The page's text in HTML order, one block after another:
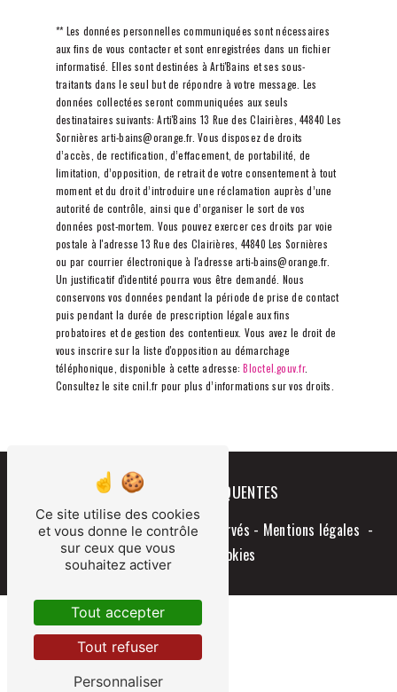
** Les données personnelles communiquées sont nécessaires
aux fins de vous contacter et sont enregistrées dans un fichier
informatisé. Elles sont destinées à Arti'Bains et ses sous-
traitants dans le seul but de répondre à votre message. Les
données collectées seront communiquées aux seuls
destinataires suivants: Arti'Bains 13 Rue des Clairières, 44840 Les
Sornières arti-bains@orange.fr. Vous disposez de droits
d’accès, de rectification, d’effacement, de portabilité, de
limitation, d’opposition, de retrait de votre consentement à tout
moment et du droit d’introduire une réclamation auprès d’une
autorité de contrôle, ainsi que d’organiser le sort de vos
données post-mortem. Vous pouvez exercer ces droits par voie
postale à l'adresse 13 Rue des Clairières, 44840 Les Sornières
ou par courrier électronique à l'adresse arti-bains@orange.fr.
Un justificatif d'identité pourra vous être demandé. Nous
conservons vos données pendant la période de prise de contact
puis pendant la durée de prescription légale aux fins
probatoires et de gestion des contentieux. Vous avez le droit de
vous inscrire sur la liste d'opposition au démarchage
téléphonique, disponible à cette adresse: Bloctel.gouv.fr.
Consultez le site cnil.fr pour plus d’informations sur vos droits.
RECHERCHES FRÉQUENTES
Vistalid- 2026 - Tous droits réservés - Mentions légales -
Gestion des cookies
Ce site utilise des cookies
et vous donne le contrôle
sur ceux que vous
souhaitez activer
Tout accepter
Tout refuser
Personnaliser